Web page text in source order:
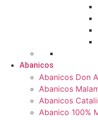
Abanicos
Abanicos Don
Abanicos
Abanicos
Abanico 100%